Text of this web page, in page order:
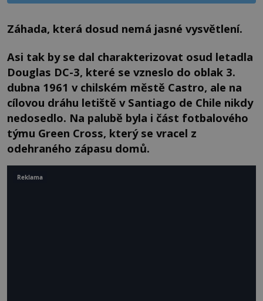
Záhada, která dosud nemá jasné vysvětlení.
Asi tak by se dal charakterizovat osud letadla
Douglas DC-3, které se vzneslo do oblak 3.
dubna 1961 v chilském městě Castro, ale na
cílovou dráhu letiště v Santiago de Chile nikdy
nedosedlo. Na palubě byla i část fotbalového
týmu Green Cross, který se vracel z
odehraného zápasu domů.
Reklama